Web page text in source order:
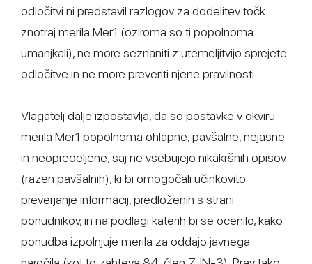
odločitvi ni predstavil razlogov za dodelitev točk
znotraj merila Mer1 (oziroma so ti popolnoma
umanjkali), ne more seznaniti z utemeljitvijo sprejete
odločitve in ne more preveriti njene pravilnosti.
Vlagatelj dalje izpostavlja, da so postavke v okviru
merila Mer1 popolnoma ohlapne, pavšalne, nejasne
in neopredeljene, saj ne vsebujejo nikakršnih opisov
(razen pavšalnih), ki bi omogočali učinkovito
preverjanje informacij, predloženih s strani
ponudnikov, in na podlagi katerih bi se ocenilo, kako
ponudba izpolnjuje merila za oddajo javnega